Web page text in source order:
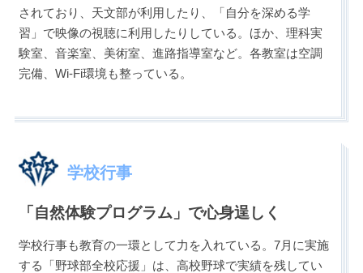
されており、天文部が利用したり、「自分を深める学
習」で映像の視聴に利用したりしている。ほか、理科実
験室、音楽室、美術室、進路指導室など。各教室は空調
完備、Wi-Fi環境も整っている。
学校行事
「自然体験プログラム」で心身逞しく
学校行事も教育の一環として力を入れている。7月に実施
する「野球部全校応援」は、高校野球で実績を残してい